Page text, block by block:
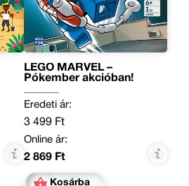
LEGO MARVEL –
Pókember akcióban!
Eredeti ár:
3 499 Ft
Online ár:
2 869 Ft
Kosárba